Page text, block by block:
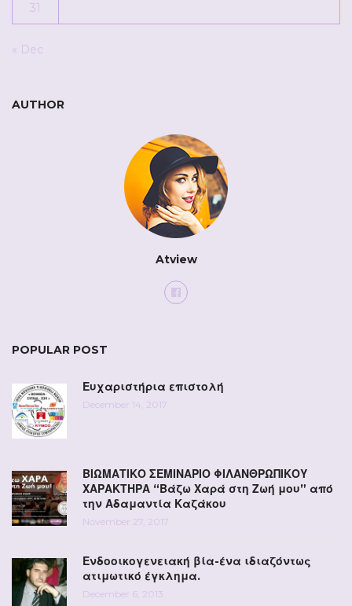
31
« Dec
AUTHOR
Atview
POPULAR POST
Ευχαριστήρια επιστολή
December 14, 2017
ΒΙΩΜΑΤΙΚΟ ΣΕΜΙΝΑΡΙΟ ΦΙΛΑΝΘΡΩΠΙΚΟΥ
ΧΑΡΑΚΤΗΡΑ “Βάζω Χαρά στη Ζωή μου” από
την Αδαμαντία Καζάκου
November 27, 2017
Ενδοοικογενειακή βία-ένα ιδιαζόντως
ατιμωτικό έγκλημα.
December 6, 2013